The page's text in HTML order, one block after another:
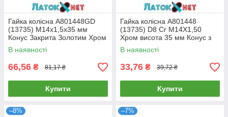
Гайка колісна A801448GD
(13735) M14х1,5х35 мм
Конус Закрита Золотим Хром
Ключ 19
В наявності
66,56 ₴ 81,17 ₴
Купити
Гайка колісна A801448
(13735) D8 Cr M14X1,50
Хром висота 35 мм Конус з
виступом закриті ключ 19 мм
В наявності
33,76 ₴ 39,72 ₴
Купити
–8% –7%